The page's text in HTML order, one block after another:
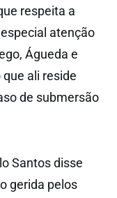
respeita a
atenção
Águeda e
ali reside
de submersão
Santos disse
gerida pelos